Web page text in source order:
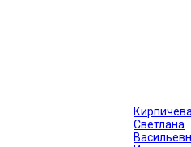
Светлана